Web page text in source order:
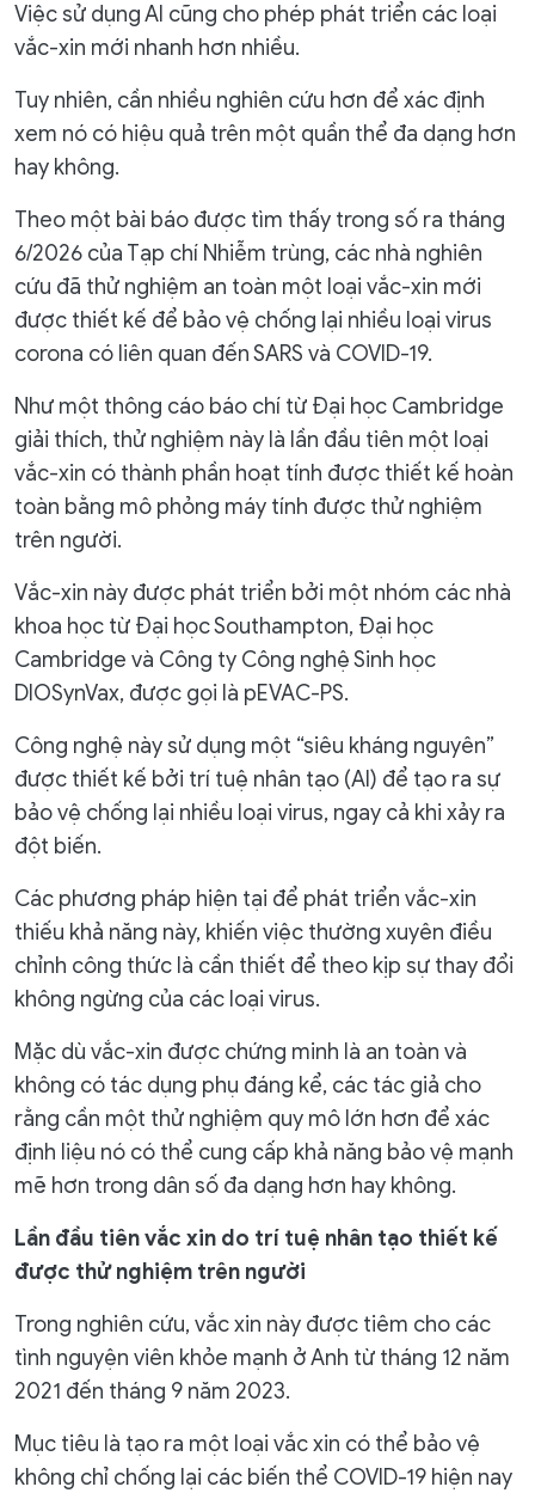
Việc sử dụng AI cũng cho phép phát triển các loại
vắc-xin mới nhanh hơn nhiều.
Tuy nhiên, cần nhiều nghiên cứu hơn để xác định
xem nó có hiệu quả trên một quần thể đa dạng hơn
hay không.
Theo một bài báo được tìm thấy trong số ra tháng
6/2026 của Tạp chí Nhiễm trùng, các nhà nghiên
cứu đã thử nghiệm an toàn một loại vắc-xin mới
được thiết kế để bảo vệ chống lại nhiều loại virus
corona có liên quan đến SARS và COVID-19.
Như một thông cáo báo chí từ Đại học Cambridge
giải thích, thử nghiệm này là lần đầu tiên một loại
vắc-xin có thành phần hoạt tính được thiết kế hoàn
toàn bằng mô phỏng máy tính được thử nghiệm
trên người.
Vắc-xin này được phát triển bởi một nhóm các nhà
khoa học từ Đại học Southampton, Đại học
Cambridge và Công ty Công nghệ Sinh học
DIOSynVax, được gọi là pEVAC-PS.
Công nghệ này sử dụng một “siêu kháng nguyên”
được thiết kế bởi trí tuệ nhân tạo (AI) để tạo ra sự
bảo vệ chống lại nhiều loại virus, ngay cả khi xảy ra
đột biến.
Các phương pháp hiện tại để phát triển vắc-xin
thiếu khả năng này, khiến việc thường xuyên điều
chỉnh công thức là cần thiết để theo kịp sự thay đổi
không ngừng của các loại virus.
Mặc dù vắc-xin được chứng minh là an toàn và
không có tác dụng phụ đáng kể, các tác giả cho
rằng cần một thử nghiệm quy mô lớn hơn để xác
định liệu nó có thể cung cấp khả năng bảo vệ mạnh
mẽ hơn trong dân số đa dạng hơn hay không.
Lần đầu tiên vắc xin do trí tuệ nhân tạo thiết kế
được thử nghiệm trên người
Trong nghiên cứu, vắc xin này được tiêm cho các
tình nguyện viên khỏe mạnh ở Anh từ tháng 12 năm
2021 đến tháng 9 năm 2023.
Mục tiêu là tạo ra một loại vắc xin có thể bảo vệ
không chỉ chống lại các biến thể COVID-19 hiện nay